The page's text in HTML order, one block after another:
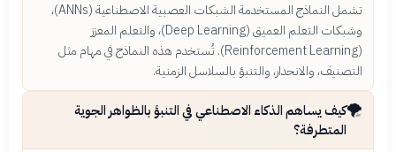
تشمل النماذج المستخدمة الشبكات العصبية الاصطناعية (ANNs)،
وشبكات التعلم العميق (Deep Learning)، والتعلم المعزز
(Reinforcement Learning). تُستخدم هذه النماذج في مهام مثل
التصنيف، والانحدار، والتنبؤ بالسلاسل الزمنية.
🌪️كيف يساهم الذكاء الاصطناعي في التنبؤ بالظواهر الجوية
المتطرفة؟